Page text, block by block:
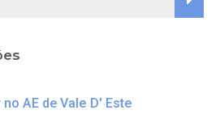
AE de Vale D' Este